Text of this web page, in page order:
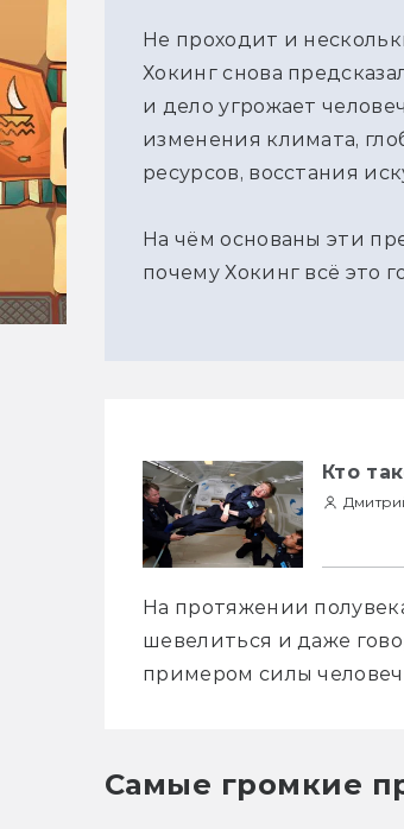
Не проходит и
Хокинг снова
и дело угрожает
изменения климата,
ресурсов, восстания
На чём основаны эти
почему Хокинг всё это
Кто
На протяжении
шевелиться и даже
примером силы
Самые громкие